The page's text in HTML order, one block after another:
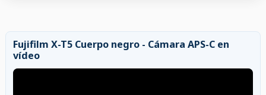
Fujifilm X-T5 Cuerpo negro - Cámara APS-C en
vídeo